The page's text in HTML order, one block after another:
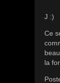
J :)
Ce
la